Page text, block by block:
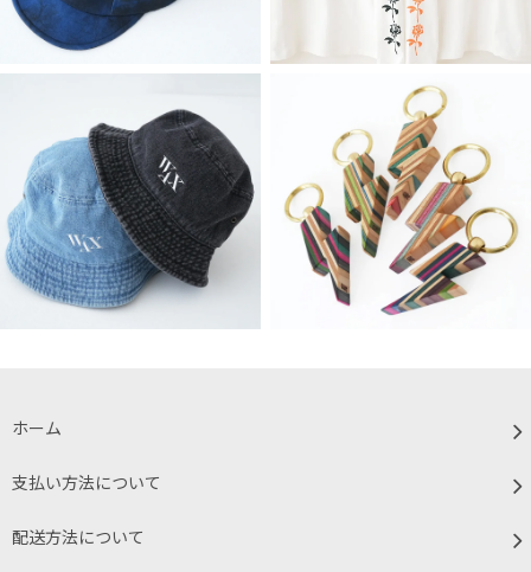
ホーム
支払い方法について
配送方法について